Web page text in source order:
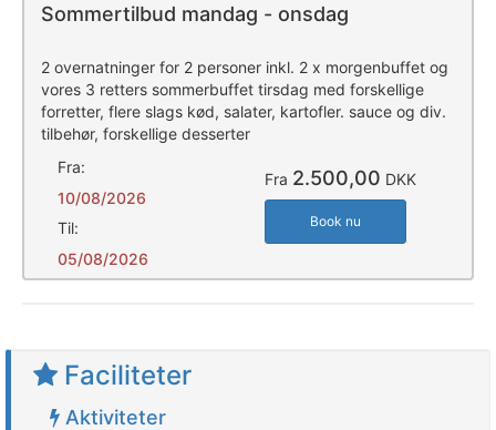
Sommertilbud mandag - onsdag
2 overnatninger for 2 personer inkl. 2 x morgenbuffet og
vores 3 retters sommerbuffet tirsdag med forskellige
forretter, flere slags kød, salater, kartofler. sauce og div.
tilbehør, forskellige desserter
Fra:
10/08/2026
Til:
05/08/2026
Fra 2.500,00 DKK
Book nu
Faciliteter
Aktiviteter